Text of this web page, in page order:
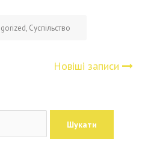
, Суспільство
Новіші записи